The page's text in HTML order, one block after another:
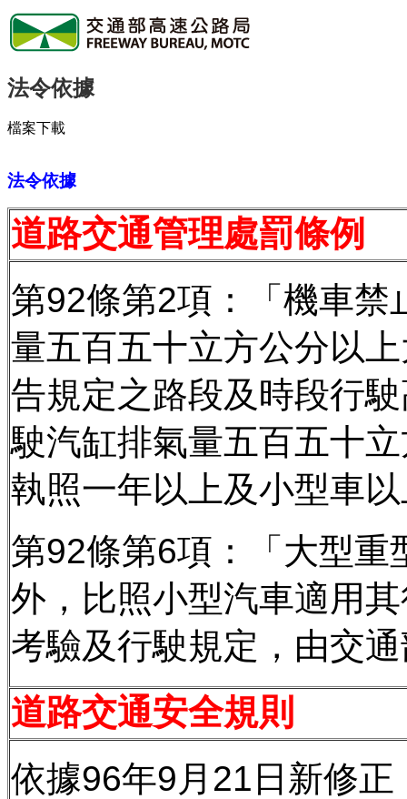
法令依據
檔案下載
法令依據
道路交通管理處罰條例
第92條第2項：「機車禁
量五百五十立方公分以
告規定之路段及時段行
駛汽缸排氣量五百五十
執照一年以上及小型車
第92條第6項：「大型重
外，比照小型汽車適用
考驗及行駛規定，由交
道路交通安全規則
依據96年9月21日新修